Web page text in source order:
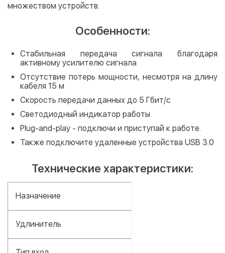
множеством устройств.
Особенности:
Стабильная передача сигнала благодаря
активному усилителю сигнала
Отсутствие потерь мощности, несмотря на длину
кабеля 15 м
Скорость передачи данных до 5 Гбит/с
Светодиодный индикатор работы
Plug-and-play - подключи и приступай к работе.
Также подключите удаленные устройства USB 3.0
Технические характеристики:
Назначение
Удлинитель